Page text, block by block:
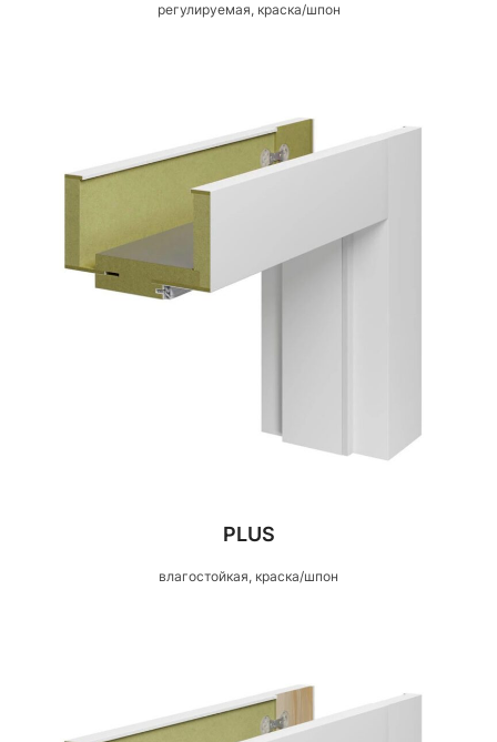
регулируемая, краска/шпон
PLUS
влагостойкая, краска/шпон